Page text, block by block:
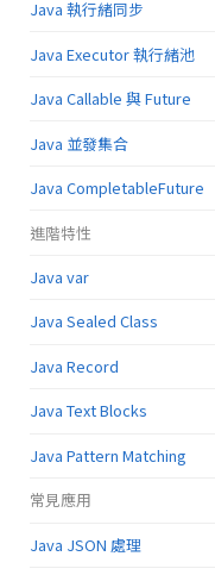
Java 執行緒同步
Java Executor 執行緒池
Java Callable 與 Future
Java 並發集合
Java CompletableFuture
進階特性
Java var
Java Sealed Class
Java Record
Java Text Blocks
Java Pattern Matching
常見應用
Java JSON 處理